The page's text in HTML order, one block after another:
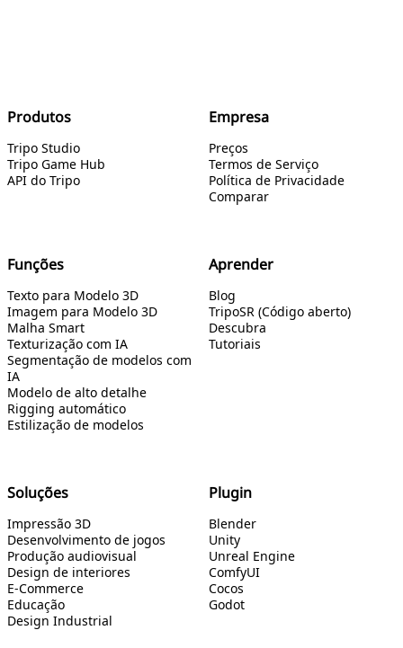
Produtos
Tripo Studio
Tripo Game Hub
API do Tripo
Empresa
Preços
Termos de Serviço
Política de Privacidade
Comparar
Funções
Texto para Modelo 3D
Imagem para Modelo 3D
Malha Smart
Texturização com IA
Segmentação de modelos com
IA
Modelo de alto detalhe
Rigging automático
Estilização de modelos
Aprender
Blog
TripoSR (Código aberto)
Descubra
Tutoriais
Soluções
Impressão 3D
Desenvolvimento de jogos
Produção audiovisual
Design de interiores
E-Commerce
Educação
Design Industrial
Plugin
Blender
Unity
Unreal Engine
ComfyUI
Cocos
Godot